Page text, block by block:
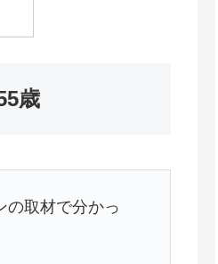
歳
の取材で分かっ